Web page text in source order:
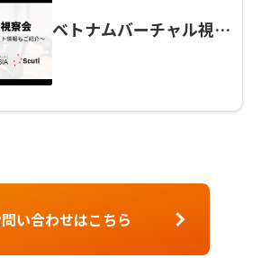
ベトナムバーチャル視察
も紹介～
い合わせはこちら